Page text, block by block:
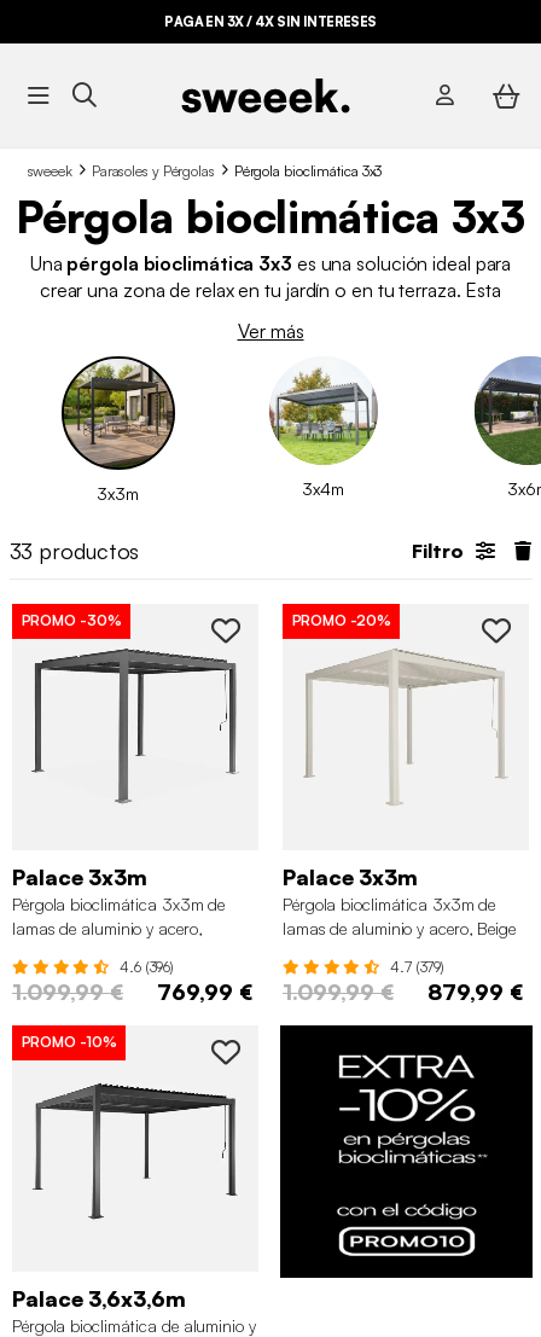
PAGA EN 3X / 4X SIN INTERESES
sweeek Parasoles y Pérgolas Pérgola bioclimática 3x3
Pérgola bioclimática 3x3
Una pérgola bioclimática 3x3 es una solución ideal para
crear una zona de relax en tu jardín o en tu terraza. Esta
las inclemencias del tiempo para que puedas disfrutar de tu
espacio exterior durante todo el año. Nuestras
pérgolas de
aluminio 3x3 están fabricadas con materiales de alta
calidady están diseñadas para tener una larga vida útil.
¿Necesitas un tamaño mayor? Échale un vistazo a nuestras
Ver más
3x3m 3x4m
33 productos Filtro
PROMO -30%
Palace 3x3m
Pérgola bioclimática 3x3m de
lamas de aluminio y acero,
4.6 (396)
1.099,99 € 769,99 €
PROMO -20%
Palace 3x3m
Pérgola bioclimática 3x3m de
lamas de aluminio y acero, Beige
4.7 (379)
1.099,99 € 879,99 €
PROMO -10%
Palace 3,6x3,6m
Pérgola bioclimática de aluminio y